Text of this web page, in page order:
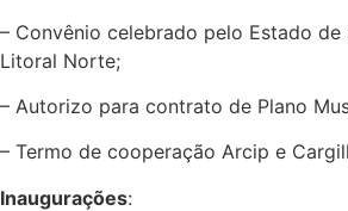
– Convênio celebrado pelo Estado
Litoral Norte;
– Autorizo para contrato de Plano
– Termo de cooperação Arcip e
Inaugurações: